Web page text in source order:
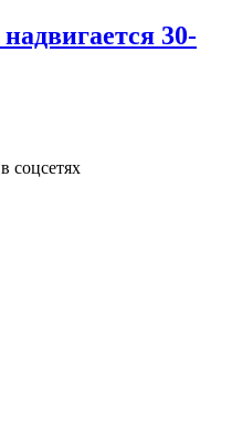
30-
соцсетях